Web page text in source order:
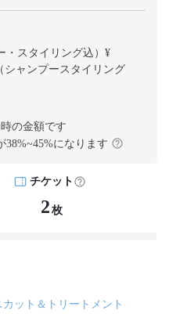
・スタイリング込）¥
シャンプースタイリング
時の金額です
38%~45%になります
チケット
2 枚
カット＆トリートメント